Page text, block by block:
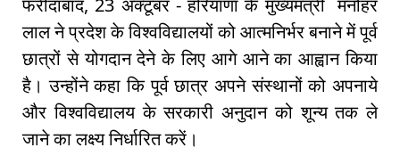
फरीदाबाद, 23 अक्टूबर - हरियाणा के मुख्यमंत्री मनोहर
लाल ने प्रदेश के विश्वविद्यालयों को आत्मनिर्भर बनाने में पूर्व
छात्रों से योगदान देने के लिए आगे आने का आह्वान किया
है। उन्होंने कहा कि पूर्व छात्र अपने संस्थानों को अपनाये
और विश्वविद्यालय के सरकारी अनुदान को शून्य तक ले
जाने का लक्ष्य निर्धारित करें।